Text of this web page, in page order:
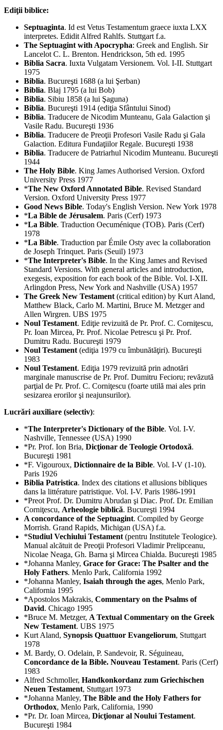
Ediţii biblice:
Septuaginta. Id est Vetus Testamentum graece iuxta LXX
interpretes. Edidit Alfred Rahlfs. Stuttgart f.a.
The Septuagint with Apocrypha: Greek and English. Sir
Lancelot C. L. Brenton. Hendrickson, 5th ed. 1995
Biblia Sacra. Iuxta Vulgatam Versionem. Vol. I-II. Stuttgart
1975
Biblia. Bucureşti 1688 (a lui Şerban)
Biblia. Blaj 1795 (a lui Bob)
Biblia. Sibiu 1858 (a lui Şaguna)
Biblia. Bucureşti 1914 (ediţia Sfântului Sinod)
Biblia. Traducere de Nicodim Munteanu, Gala Galaction şi
Vasile Radu. Bucureşti 1936
Biblia. Traducere de Preoţii Profesori Vasile Radu şi Gala
Galaction. Editura Fundaţiilor Regale. Bucureşti 1938
Biblia. Traducere de Patriarhul Nicodim Munteanu. Bucureşti
1944
The Holy Bible. King James Authorised Version. Oxford
University Press 1977
*The New Oxford Annotated Bible. Revised Standard
Version. Oxford University Press 1977
Good News Bible. Today's English Version. New York 1978
*La Bible de Jérusalem. Paris (Cerf) 1973
*La Bible. Traduction Oecuménique (TOB). Paris (Cerf)
1978
*La Bible. Traduction par Émile Osty avec la collaboration
de Joseph Trinquet. Paris (Seuil) 1973
*The Interpreter's Bible. In the King James and Revised
Standard Versions. With general articles and introduction,
exegesis, exposition for each book of the Bible. Vol. I-XII.
Arlingdon Press, New York and Nashville (USA) 1957
The Greek New Testament(critical edition) by Kurt Aland,
Matthew Black, Carlo M. Martini, Bruce M. Metzger and
Allen Wirgren. UBS 1975
Noul Testament. Ediţie revizuită de Pr. Prof. C. Corniţescu,
Pr. Ioan Mircea, Pr. Prof. Nicolae Petrescu şi Pr. Prof.
Dumitru Radu. Bucureşti 1979
Noul Testament(ediţia 1979 cu îmbunătăţiri). Bucureşti
1983
Noul Testament. Ediţia 1979 revizuită prin adnotări
marginale manuscrise de Pr. Prof. Dumitru Fecioru; revăzută
parţial de Pr. Prof. C. Corniţescu (foarte utilă mai ales prin
sesizarea erorilor şi neajunsurilor).
Lucrări auxiliare (selectiv):
*The Interpreter's Dictionary of the Bible. Vol. I-V.
Nashville, Tennessee (USA) 1990
*Pr. Prof. Ion Bria, Dicţionar de Teologie Ortodoxă.
Bucureşti 1981
*F. Vigouroux, Dictionnaire de la Bible. Vol. I-V (1-10).
Paris 1926
Biblia Patristica. Index des citations et allusions bibliques
dans la littérature patristique. Vol. I-V. Paris 1986-1991
*Preot Prof. Dr. Dumitru Abrudan şi Diac. Prof. Dr. Emilian
Corniţescu, Arheologie biblică. Bucureşti 1994
A concordance of the Septuagint. Compiled by George
Morrish. Grand Rapids, Michigan (USA) f.a.
*Studiul Vechiului Testament(pentru Institutele Teologice).
Manual alcătuit de Preoţii Profesori Vladimir Prelipceanu,
Nicolae Neaga, Gh. Barna şi Mircea Chialda. Bucureşti 1985
*Johanna Manley, Grace for Grace: The Psalter and the
Holy Fathers. Menlo Park, California 1992
*Johanna Manley, Isaiah through the ages, Menlo Park,
California 1995
*Apostolos Makrakis, Commentary on the Psalms of
David. Chicago 1995
*Bruce M. Metzger, A Textual Commentary on the Greek
New Testament. UBS 1975
Kurt Aland, Synopsis Quattuor Evangeliorum, Stuttgart
1978
M. Bardy, O. Odelain, P. Sandevoir, R. Séguineau,
Concordance de la Bible. Nouveau Testament. Paris (Cerf)
1983
Alfred Schmoller, Handkonkordanz zum Griechischen
Neuen Testament, Stuttgart 1973
*Johanna Manley, The Bible and the Holy Fathers for
Orthodox, Menlo Park, California, 1990
*Pr. Dr. Ioan Mircea, Dicţionar al Noului Testament.
Bucureşti 1984